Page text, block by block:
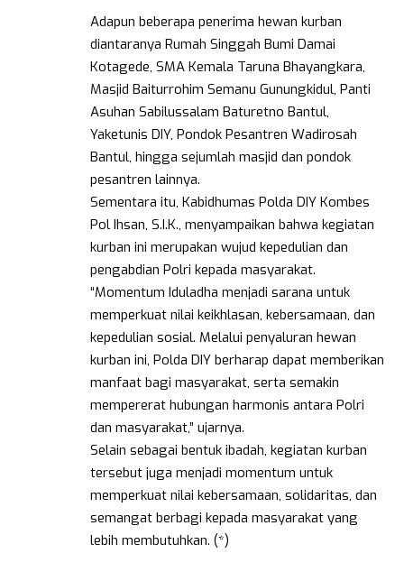
Adapun beberapa penerima hewan kurban
diantaranya Rumah Singgah Bumi Damai
Kotagede, SMA Kemala Taruna Bhayangkara,
Masjid Baiturrohim Semanu Gunungkidul, Panti
Asuhan Sabilussalam Baturetno Bantul,
Yaketunis DIY, Pondok Pesantren Wadirosah
Bantul, hingga sejumlah masjid dan pondok
pesantren lainnya.
Sementara itu, Kabidhumas Polda DIY Kombes
Pol Ihsan, S.I.K., menyampaikan bahwa kegiatan
kurban ini merupakan wujud kepedulian dan
pengabdian Polri kepada masyarakat.
“Momentum Iduladha menjadi sarana untuk
memperkuat nilai keikhlasan, kebersamaan, dan
kepedulian sosial. Melalui penyaluran hewan
kurban ini, Polda DIY berharap dapat memberikan
manfaat bagi masyarakat, serta semakin
mempererat hubungan harmonis antara Polri
dan masyarakat,” ujarnya.
Selain sebagai bentuk ibadah, kegiatan kurban
tersebut juga menjadi momentum untuk
memperkuat nilai kebersamaan, solidaritas, dan
semangat berbagi kepada masyarakat yang
lebih membutuhkan. (*)